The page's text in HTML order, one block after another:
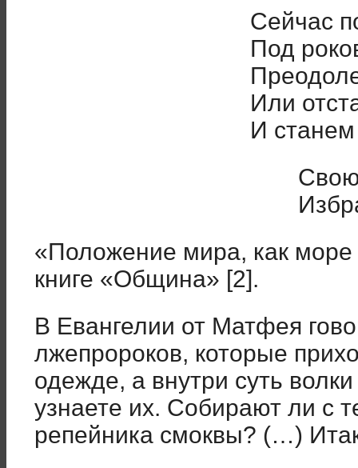
Сейчас
Под
Или
И
«Положение мира, как море
книге «Община» [2].
В Евангелии от Матфея
лжепророков, которые
одежде, а внутри суть
узнаете их. Собирают ли с
репейника смоквы? (…)